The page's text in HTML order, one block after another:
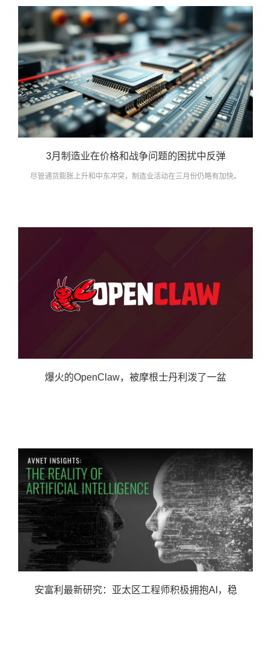
3月制造业在价格和战争问题的困扰中反弹
尽管通货膨胀上升和中东冲突，制造业活动在三月份仍略有加快。
爆火的OpenClaw，被摩根士丹利泼了一盆
安富利最新研究：亚太区工程师积极拥抱AI，稳